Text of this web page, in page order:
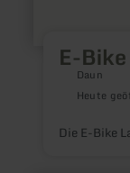
E-
Daun
Heute
Die E-Bike